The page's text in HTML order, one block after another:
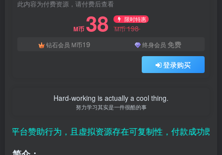
此内容为付费资源，请付费后查看
M币 38 限时特惠
M币198
钻石会员 M币19 终身会员 免费
登录购买
Hard-working is actually a cool thing.
努力学习其实是一件很酷的事
赞助行为，且虚拟资源存在可复制性，付款成功既视